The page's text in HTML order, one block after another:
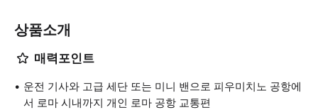
상품소개
매력포인트
운전 기사와 고급 세단 또는 미니 밴으로 피우미치노 공항에
서 로마 시내까지 개인 로마 공항 교통편